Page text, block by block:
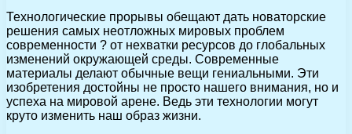
Технологические прорывы обещают дать новаторские
решения самых неотложных мировых проблем
современности ? от нехватки ресурсов до глобальных
изменений окружающей среды. Современные
материалы делают обычные вещи гениальными. Эти
изобретения достойны не просто нашего внимания, но и
успеха на мировой арене. Ведь эти технологии могут
круто изменить наш образ жизни.